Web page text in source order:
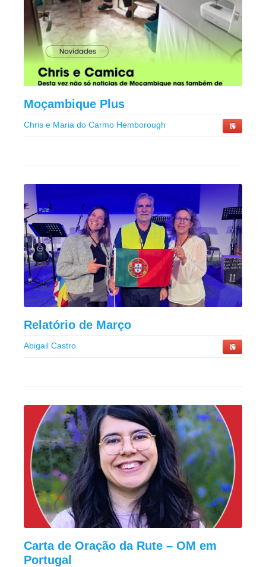
Moçambique Plus
Chris e Maria do Carmo Hemborough
Relatório de Março
Abigail Castro
Carta de Oração da Rute – OM em
Portugal